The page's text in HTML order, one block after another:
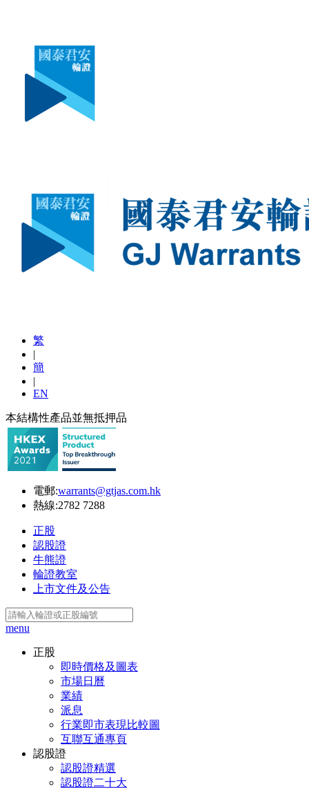
繁
|
簡
|
EN
本結構性產品並無抵押品
電郵:warrants@gtjas.com.hk
熱線:2782 7288
正股
認股證
牛熊證
輪證教室
上市文件及公告
menu
正股
即時價格及圖表
市場日曆
業績
派息
行業即市表現比較圖
互聯互通專頁
認股證
認股證精選
認股證二十大